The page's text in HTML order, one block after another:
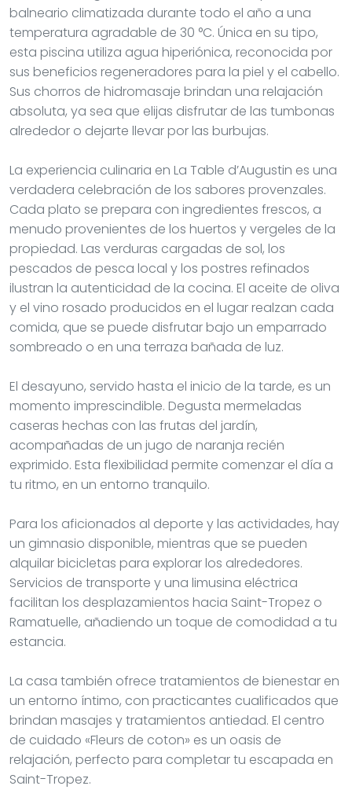
balneario climatizada durante todo el año a una
temperatura agradable de 30 °C. Única en su tipo,
esta piscina utiliza agua hiperiónica, reconocida por
sus beneficios regeneradores para la piel y el cabello.
Sus chorros de hidromasaje brindan una relajación
absoluta, ya sea que elijas disfrutar de las tumbonas
alrededor o dejarte llevar por las burbujas.
La experiencia culinaria en La Table d’Augustin es una
verdadera celebración de los sabores provenzales.
Cada plato se prepara con ingredientes frescos, a
menudo provenientes de los huertos y vergeles de la
propiedad. Las verduras cargadas de sol, los
pescados de pesca local y los postres refinados
ilustran la autenticidad de la cocina. El aceite de oliva
y el vino rosado producidos en el lugar realzan cada
comida, que se puede disfrutar bajo un emparrado
sombreado o en una terraza bañada de luz.
El desayuno, servido hasta el inicio de la tarde, es un
momento imprescindible. Degusta mermeladas
caseras hechas con las frutas del jardín,
acompañadas de un jugo de naranja recién
exprimido. Esta flexibilidad permite comenzar el día a
tu ritmo, en un entorno tranquilo.
Para los aficionados al deporte y las actividades, hay
un gimnasio disponible, mientras que se pueden
alquilar bicicletas para explorar los alrededores.
Servicios de transporte y una limusina eléctrica
facilitan los desplazamientos hacia Saint-Tropez o
Ramatuelle, añadiendo un toque de comodidad a tu
estancia.
La casa también ofrece tratamientos de bienestar en
un entorno íntimo, con practicantes cualificados que
brindan masajes y tratamientos antiedad. El centro
de cuidado «Fleurs de coton» es un oasis de
relajación, perfecto para completar tu escapada en
Saint-Tropez.